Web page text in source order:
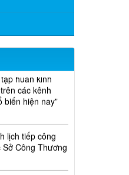
lý tài sản công
thầu thực
huấn kinh
các kênh
hiện nay”
tiếp công
Công Thương